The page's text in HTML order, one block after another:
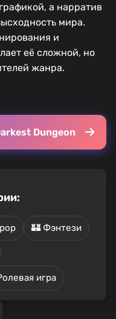
а нарратив
мира.
и
её сложной, но
жанра.
Dungeon
🏰 Фэнтези
игра